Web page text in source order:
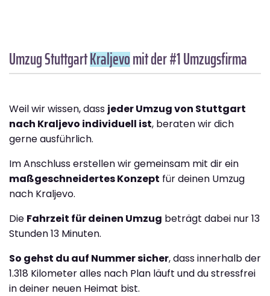
Umzug StuttgartKraljevomit der #1 Umzugsfirma
Weil wir wissen, dass jeder Umzug von Stuttgart
nach Kraljevo individuell ist, beraten wir dich
gerne ausführlich.
Im Anschluss erstellen wir gemeinsam mit dir ein
maßgeschneidertes Konzept für deinen Umzug
nach Kraljevo.
Die Fahrzeit für deinen Umzug beträgt dabei nur 13
Stunden 13 Minuten.
So gehst du auf Nummer sicher, dass innerhalb der
1.318 Kilometer alles nach Plan läuft und du stressfrei
in deiner neuen Heimat bist.